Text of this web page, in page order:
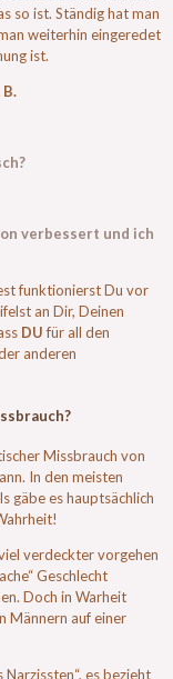
so ist. Ständig hat man
weiterhin eingeredet
ist.
verbessert und ich
funktionierst Du vor
an Dir, Deinen
DUfür all den
anderen
Missbrauch von
In den meisten
gäbe es hauptsächlich
verdeckter vorgehen
Geschlecht
Doch in Warheit
Männern auf einer
Narzissten“, es bezieht